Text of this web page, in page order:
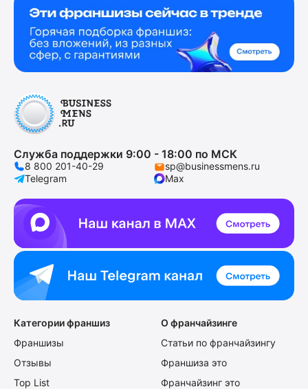
Служба поддержки 9:00 - 18:00 по МСК
8 800 201-40-29
sp@businessmens.ru
Telegram
Max
Категории франшиз
Франшизы
Отзывы
Top List
О франчайзинге
Статьи по франчайзингу
Франшиза это
Франчайзинг это